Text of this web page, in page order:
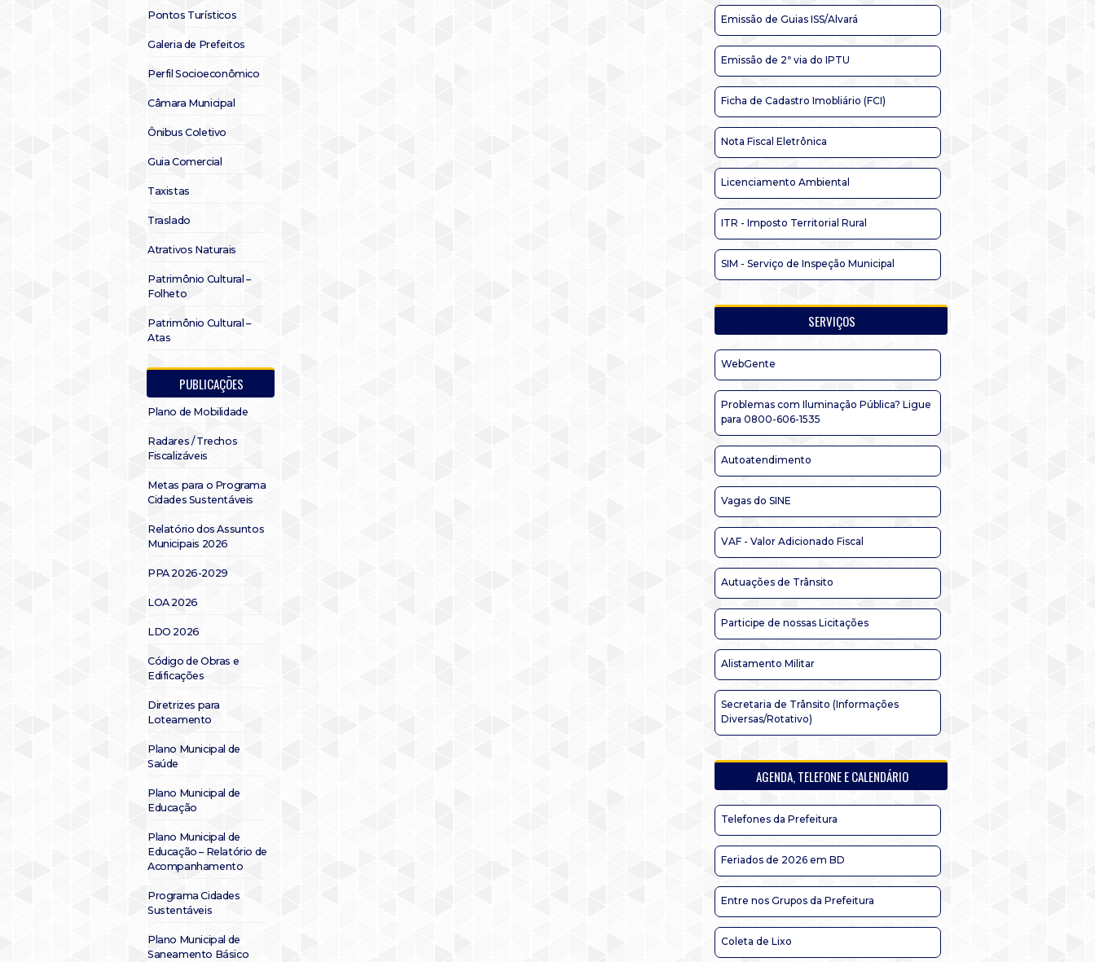
Pontos Turísticos
Galeria de Prefeitos
Perfil Socioeconômico
Câmara Municipal
Ônibus Coletivo
Guia Comercial
Taxistas
Traslado
Atrativos Naturais
Patrimônio Cultural –
Folheto
Patrimônio Cultural –
Atas
PUBLICAÇÕES
Plano de Mobilidade
Radares / Trechos
Fiscalizáveis
Metas para o Programa
Cidades Sustentáveis
Relatório dos Assuntos
Municipais 2026
PPA 2026-2029
LOA 2026
LDO 2026
Código de Obras e
Edificações
Diretrizes para
Loteamento
Plano Municipal de
Saúde
Plano Municipal de
Educação
Plano Municipal de
Educação – Relatório de
Acompanhamento
Programa Cidades
Sustentáveis
Plano Municipal de
Saneamento Básico
Emissão de Guias ISS/Alvará
Emissão de 2ª via do IPTU
Ficha de Cadastro Imobliário (FCI)
Nota Fiscal Eletrônica
Licenciamento Ambiental
ITR - Imposto Territorial Rural
SIM - Serviço de Inspeção Municipal
SERVIÇOS
WebGente
Problemas com Iluminação Pública? Ligue
para 0800-606-1535
Autoatendimento
Vagas do SINE
VAF - Valor Adicionado Fiscal
Autuações de Trânsito
Participe de nossas Licitações
Alistamento Militar
Secretaria de Trânsito (Informações
Diversas/Rotativo)
AGENDA, TELEFONE E CALENDÁRIO
Telefones da Prefeitura
Feriados de 2026 em BD
Entre nos Grupos da Prefeitura
Coleta de Lixo